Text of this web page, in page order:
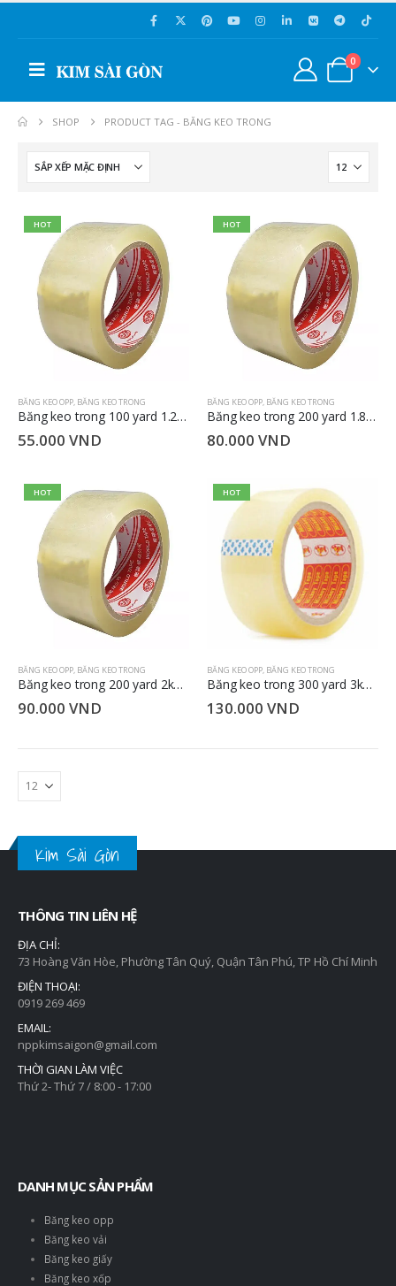
0
SHOP PRODUCT TAG - BĂNG KEO TRONG
HOT
BĂNG KEO OPP, BĂNG KEO TRONG
Băng keo trong 100 yard 1.2 kg 4.8cm
55.000 VND
HOT
BĂNG KEO OPP, BĂNG KEO TRONG
Băng keo trong 200 yard 1.8 kg 4.8cm
80.000 VND
HOT
BĂNG KEO OPP, BĂNG KEO TRONG
Băng keo trong 200 yard 2kg 4.8cm
90.000 VND
HOT
BĂNG KEO OPP, BĂNG KEO TRONG
Băng keo trong 300 yard 3kg 4.8cm
130.000 VND
Kim Sài Gòn
THÔNG TIN LIÊN HỆ
ĐỊA CHỈ:
73 Hoàng Văn Hòe, Phường Tân Quý, Quận Tân Phú, TP Hồ Chí Minh
ĐIỆN THOẠI:
0919 269 469
EMAIL:
nppkimsaigon@gmail.com
THỜI GIAN LÀM VIỆC
Thứ 2- Thứ 7 / 8:00 - 17:00
DANH MỤC SẢN PHẨM
Băng keo opp
Băng keo vải
Băng keo giấy
Băng keo xốp